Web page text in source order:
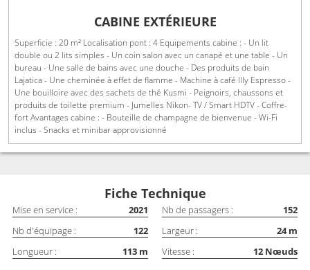
CABINE EXTÉRIEURE
Superficie : 20 m² Localisation pont : 4 Equipements cabine : - Un lit
double ou 2 lits simples - Un coin salon avec un canapé et une table - Un
bureau - Une salle de bains avec une douche - Des produits de bain
Lajatica - Une cheminée à effet de flamme - Machine à café Illy Espresso -
Une bouilloire avec des sachets de thé Kusmi - Peignoirs, chaussons et
produits de toilette premium - Jumelles Nikon- TV / Smart HDTV - Coffre-
fort Avantages cabine : - Bouteille de champagne de bienvenue - Wi-Fi
inclus - Snacks et minibar approvisionné
Fiche Technique
Mise en service : 2021 Nb de passagers :
152
Nb d'équipage :
122 Largeur : 24m
Longueur :
113 m Vitesse : 12 Nœuds